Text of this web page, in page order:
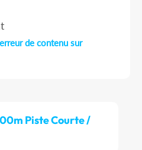
de contenu sur
Piste Courte /